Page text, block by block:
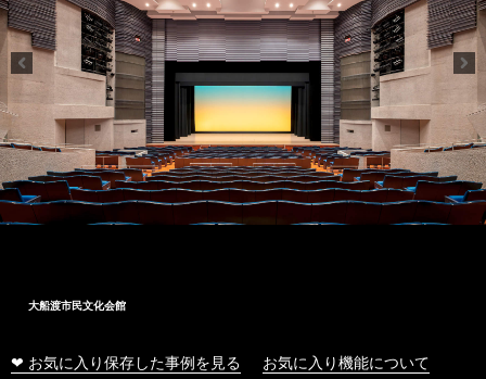
大船渡市民文化会館
❤ お気に入り保存した事例を見る お気に入り機能について